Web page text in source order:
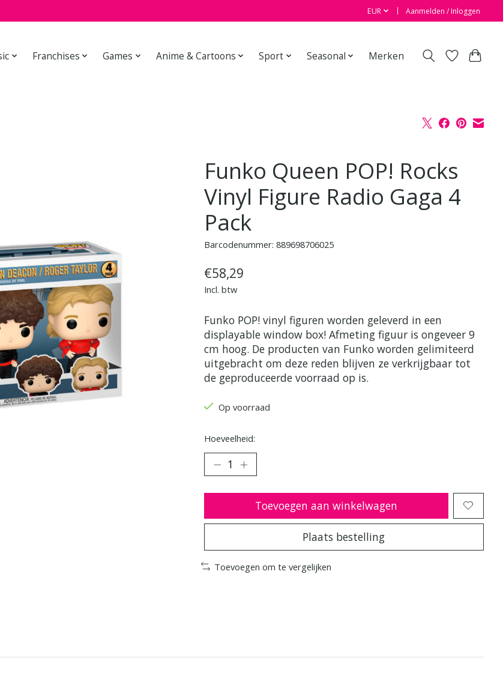
EUR Aanmelden / Inloggen
Franchises Games Anime & Cartoons Sport Seasonal Merken
Funko Queen POP! Rocks
Vinyl Figure Radio Gaga 4
Pack
Barcodenummer: 889698706025
€58,29
Incl. btw
Funko POP! vinyl figuren worden geleverd in een
displayable window box! Afmeting figuur is ongeveer 9
cm hoog. De producten van Funko worden gelimiteerd
uitgebracht om deze reden blijven ze verkrijgbaar tot
de geproduceerde voorraad op is.
Op voorraad
Hoeveelheid:
Toevoegen aan winkelwagen
Plaats bestelling
Toevoegen om te vergelijken